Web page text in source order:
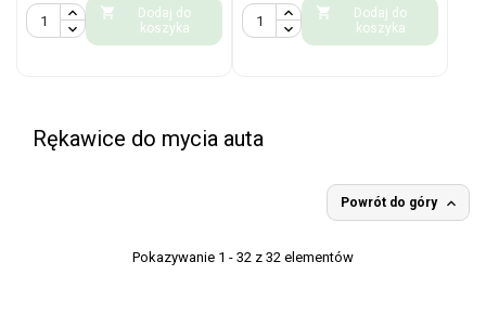

Dodaj do
koszyka

Dodaj do
koszyka
Rękawice do mycia auta
Powrót do góry 
Pokazywanie 1 - 32 z 32 elementów